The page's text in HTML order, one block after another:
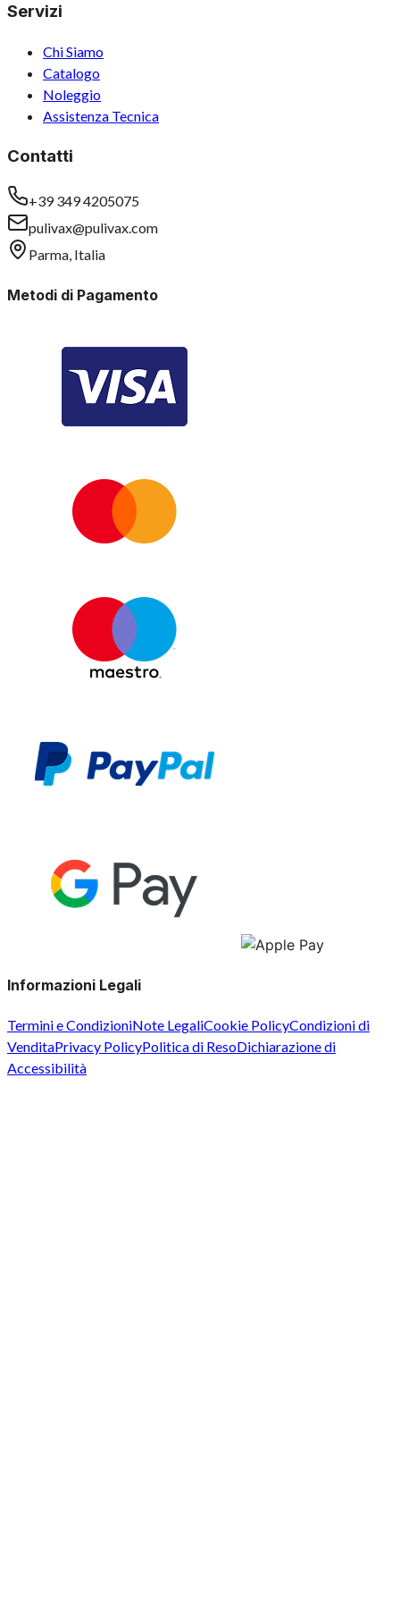
Servizi
Chi Siamo
Catalogo
Noleggio
Assistenza Tecnica
Contatti
+39 349 4205075
pulivax@pulivax.com
Parma, Italia
Metodi di Pagamento
Informazioni Legali
Termini e CondizioniNote LegaliCookie PolicyCondizioni di
VenditaPrivacy PolicyPolitica di ResoDichiarazione di
Accessibilità